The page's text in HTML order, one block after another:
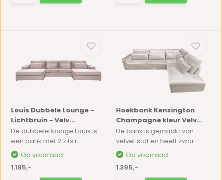
Louis Dubbele Lounge -
Lichtbruin - Velv...
De dubbele lounge Louis is
een bank met 2 zits i...
Op voorraad
1.195,-
Hoekbank Kensington
Champagne kleur Velv...
De bank is gemaakt van
velvet stof en heeft zwar...
Op voorraad
1.395,-